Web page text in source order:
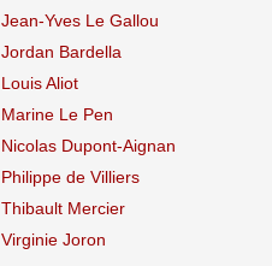
Jean-Yves Le Gallou
Jordan Bardella
Louis Aliot
Marine Le Pen
Nicolas Dupont-Aignan
Philippe de Villiers
Thibault Mercier
Virginie Joron